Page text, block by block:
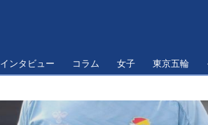
インタビュー コラム 女子 東京五輪